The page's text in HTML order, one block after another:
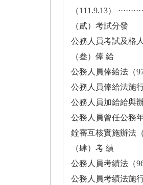
（111.9.13）
（貳）考試分發
公務人員考試及格人員
（叁）俸 給
公務人員俸給法（97.1.16
公務人員俸給法施行細
公務人員加給給與辦法
公務人員曾任公務
銓審互核實施辦法（
（肆）考 績
公務人員考績法（96.3.21
公務人員考績法施行細